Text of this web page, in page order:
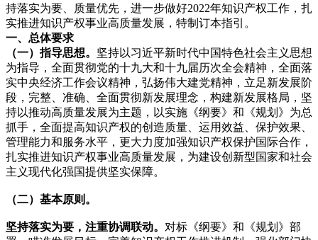
持落实为要、质量优先，进一步做好2022年知识产权工作，扎
实推进知识产权事业高质量发展，特制订本指引。
一、总体要求
（一）指导思想。 坚持以习近平新时代中国特色社会主义思想
为指导，全面贯彻党的十九大和十九届历次全会精神，全面落
实中央经济工作会议精神，弘扬伟大建党精神，立足新发展阶
段，完整、准确、全面贯彻新发展理念，构建新发展格局，坚
持以推动高质量发展为主题，以实施《纲要》和《规划》为总
抓手，全面提高知识产权的创造质量、运用效益、保护效果、
管理能力和服务水平，更大力度加强知识产权保护国际合作，
扎实推进知识产权事业高质量发展，为建设创新型国家和社会
主义现代化强国提供坚实保障。
（二）基本原则。
坚持落实为要，注重协调联动。 对标《纲要》和《规划》部